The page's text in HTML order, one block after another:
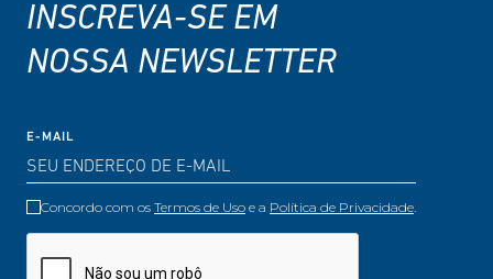
INSCREVA-SE EM
NOSSA NEWSLETTER
E-MAIL
Concordo com os Termos de Uso e a Política de Privacidade